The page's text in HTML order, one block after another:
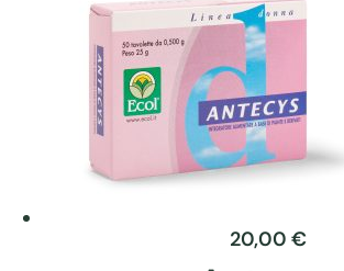
20,00 €